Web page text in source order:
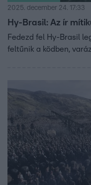
2025. december 24. 17:33
Hy-Brasil: Az ír
Fedezd fel Hy-Brasil
feltűnik a ködben,